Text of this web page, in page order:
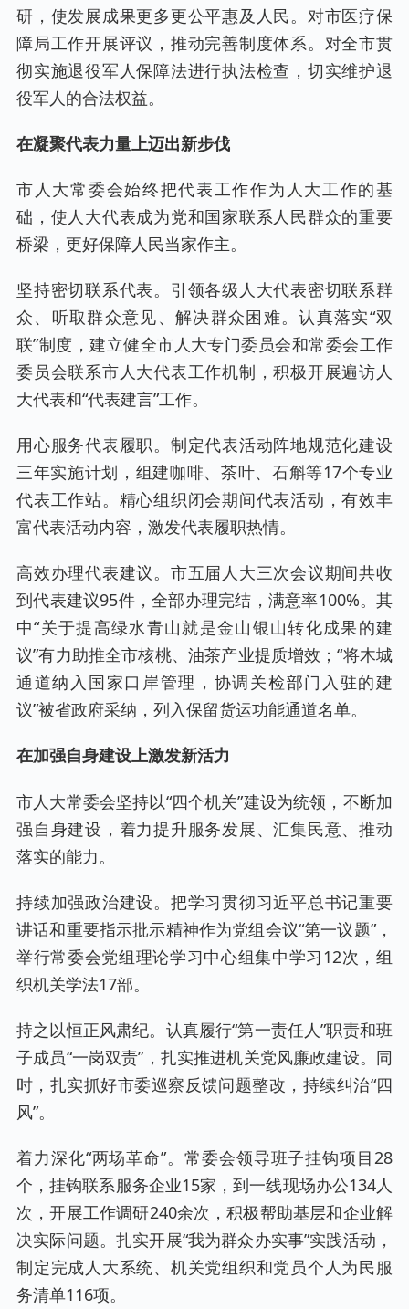
研，使发展成果更多更公平惠及人民。对市医疗保
障局工作开展评议，推动完善制度体系。对全市贯
彻实施退役军人保障法进行执法检查，切实维护退
役军人的合法权益。
在凝聚代表力量上迈出新步伐
市人大常委会始终把代表工作作为人大工作的基
础，使人大代表成为党和国家联系人民群众的重要
桥梁，更好保障人民当家作主。
坚持密切联系代表。引领各级人大代表密切联系群
众、听取群众意见、解决群众困难。认真落实“双
联”制度，建立健全市人大专门委员会和常委会工作
委员会联系市人大代表工作机制，积极开展遍访人
大代表和“代表建言”工作。
用心服务代表履职。制定代表活动阵地规范化建设
三年实施计划，组建咖啡、茶叶、石斛等17个专业
代表工作站。精心组织闭会期间代表活动，有效丰
富代表活动内容，激发代表履职热情。
高效办理代表建议。市五届人大三次会议期间共收
到代表建议95件，全部办理完结，满意率100%。其
中“关于提高绿水青山就是金山银山转化成果的建
议”有力助推全市核桃、油茶产业提质增效；“将木城
通道纳入国家口岸管理，协调关检部门入驻的建
议”被省政府采纳，列入保留货运功能通道名单。
在加强自身建设上激发新活力
市人大常委会坚持以“四个机关”建设为统领，不断加
强自身建设，着力提升服务发展、汇集民意、推动
落实的能力。
持续加强政治建设。把学习贯彻习近平总书记重要
讲话和重要指示批示精神作为党组会议“第一议题”，
举行常委会党组理论学习中心组集中学习12次，组
织机关学法17部。
持之以恒正风肃纪。认真履行“第一责任人”职责和班
子成员“一岗双责”，扎实推进机关党风廉政建设。同
时，扎实抓好市委巡察反馈问题整改，持续纠治“四
风”。
着力深化“两场革命”。常委会领导班子挂钩项目28
个，挂钩联系服务企业15家，到一线现场办公134人
次，开展工作调研240余次，积极帮助基层和企业解
决实际问题。扎实开展“我为群众办实事”实践活动，
制定完成人大系统、机关党组织和党员个人为民服
务清单116项。